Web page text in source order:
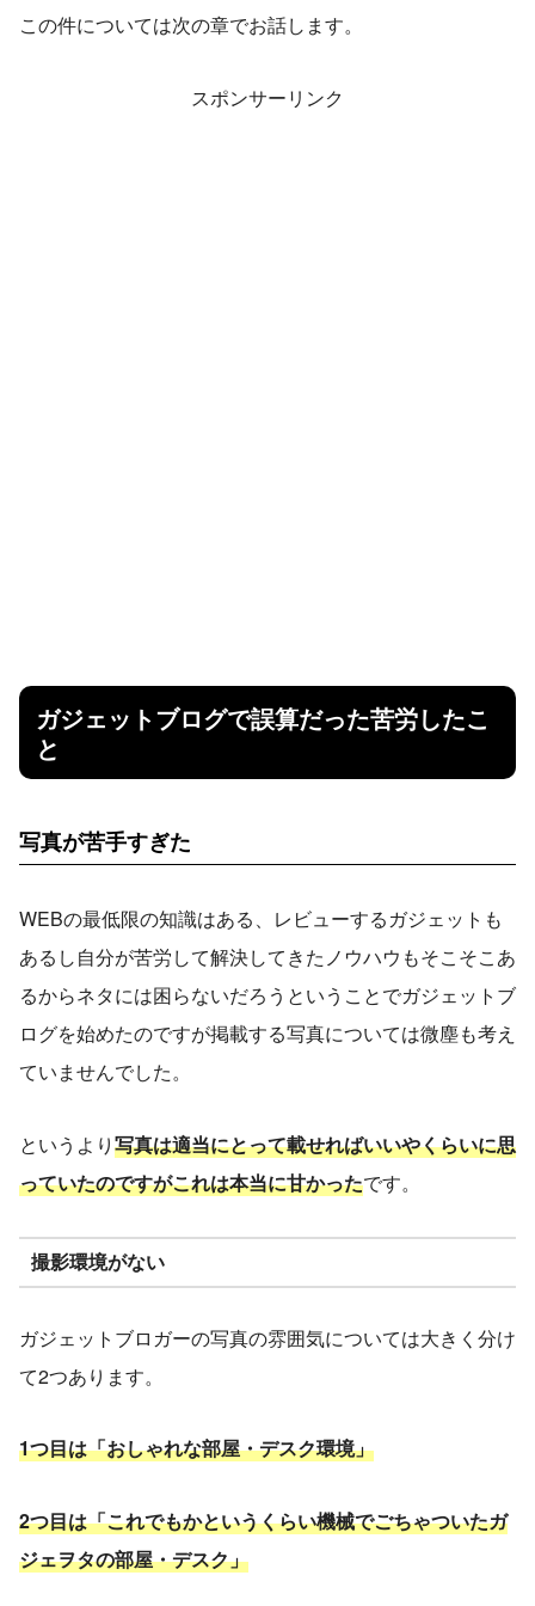
この件については次の章でお話します。
スポンサーリンク
ガジェットブログで誤算だった苦労したこ
と
写真が苦手すぎた
WEBの最低限の知識はある、レビューするガジェットも
あるし自分が苦労して解決してきたノウハウもそこそこあ
るからネタには困らないだろうということでガジェットブ
ログを始めたのですが掲載する写真については微塵も考え
ていませんでした。
というより写真は適当にとって載せればいいやくらいに思
っていたのですがこれは本当に甘かったです。
撮影環境がない
ガジェットブロガーの写真の雰囲気については大きく分け
て2つあります。
1つ目は「おしゃれな部屋・デスク環境」
2つ目は「これでもかというくらい機械でごちゃついたガ
ジェヲタの部屋・デスク」